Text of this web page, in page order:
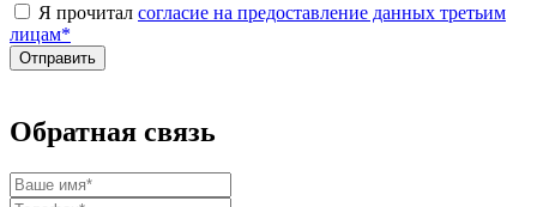
Я прочитал согласие на предоставление данных третьим
лицам*
Обратная связь